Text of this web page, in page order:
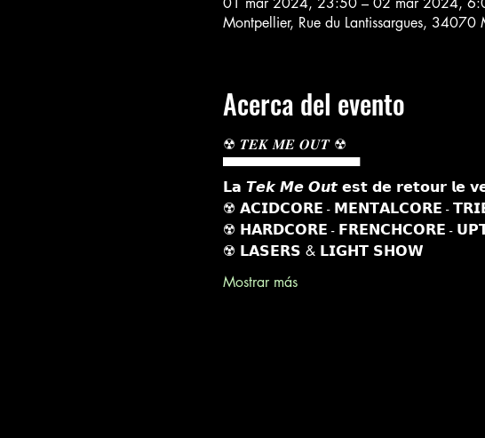
Montpellier, Rue du Lantissargues, 34070
Acerca del evento
☢︎ 𝑻𝑬𝑲 𝑴𝑬 𝑶𝑼𝑻 ☢︎
▀▀▀▀▀▀▀▀▀▀▀▀▀▀
𝗟𝗮 𝙏𝙚𝙠 𝙈𝙚 𝙊𝙪𝙩 𝗲𝘀𝘁 𝗱𝗲 𝗿𝗲𝘁𝗼𝘂𝗿 𝗹𝗲
☢️ 𝗔𝗖𝗜𝗗𝗖𝗢𝗥𝗘 - 𝗠𝗘𝗡𝗧𝗔𝗟𝗖𝗢𝗥𝗘 -
☢️ 𝗛𝗔𝗥𝗗𝗖𝗢𝗥𝗘 - 𝗙𝗥𝗘𝗡𝗖𝗛𝗖𝗢𝗥𝗘 -
☢️ 𝗟𝗔𝗦𝗘𝗥𝗦 & 𝗟𝗜𝗚𝗛𝗧 𝗦𝗛𝗢𝗪
Mostrar más